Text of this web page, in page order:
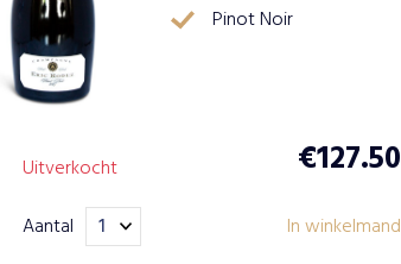
Pinot Noir
Uitverkocht €127.50
Aantal In winkelmand